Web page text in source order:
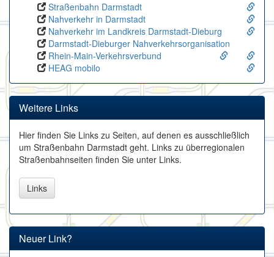
Straßenbahn Darmstadt
Nahverkehr in Darmstadt
Nahverkehr im Landkreis Darmstadt-Dieburg
Darmstadt-Dieburger Nahverkehrsorganisation
Rhein-Main-Verkehrsverbund
HEAG mobilo
Weitere Links
Hier finden Sie Links zu Seiten, auf denen es ausschließlich
um Straßenbahn Darmstadt geht. Links zu überregionalen
Straßenbahnseiten finden Sie unter Links.
Links
Neuer Link?